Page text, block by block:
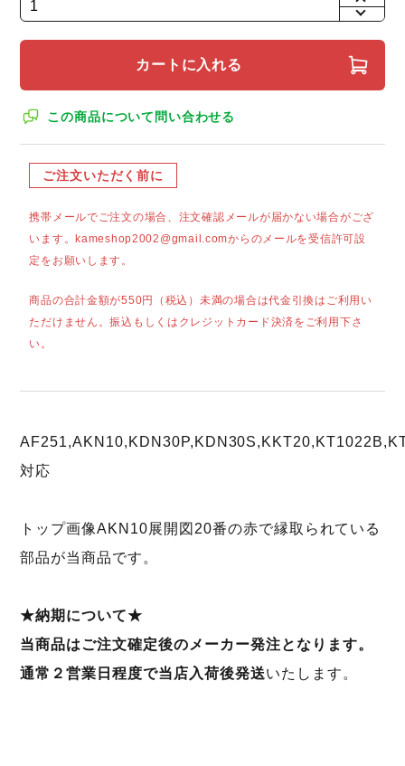
カートに入れる
この商品について問い合わせる
ご注文いただく前に
携帯メールでご注文の場合、注文確認メールが届かない場合がござ
います。kameshop2002@gmail.comからのメールを受信許可設
定をお願いします。
商品の合計金額が550円（税込）未満の場合は代金引換はご利用い
ただけません。振込もしくはクレジットカード決済をご利用下さ
い。
対応
トップ画像AKN10展開図20番の赤で縁取られている
部品が当商品です。
★納期について★
当商品はご注文確定後のメーカー発注となります。
通常２営業日程度で当店入荷後発送いたします。